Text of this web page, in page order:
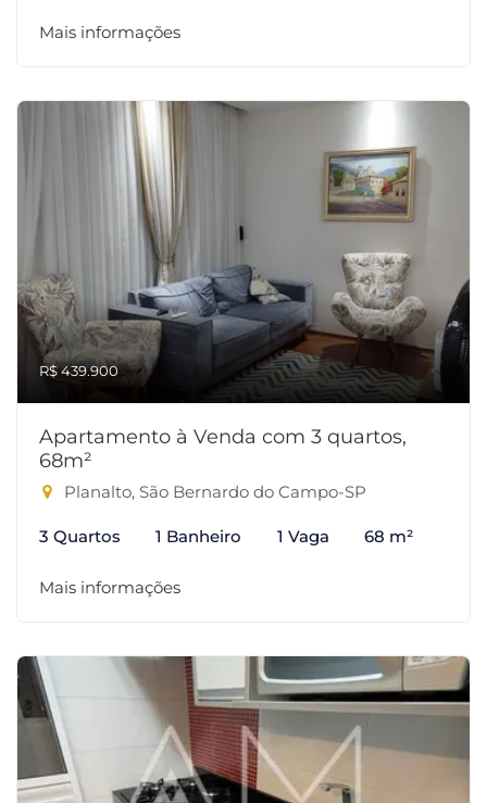
Mais informações
R$ 439.900
Apartamento à Venda com 3 quartos,
68m²
Planalto, São Bernardo do Campo-SP
3 Quartos 1 Banheiro 1 Vaga 68 m²
Mais informações